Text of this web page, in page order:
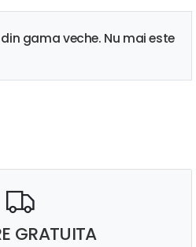
gama veche. Nu mai este
GRATUITA